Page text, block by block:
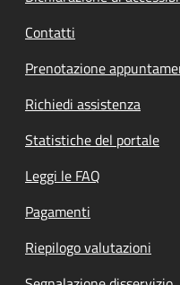
Contatti
Prenotazione
Richiedi assistenza
Statistiche del portale
Leggi le FAQ
Pagamenti
Riepilogo valutazioni